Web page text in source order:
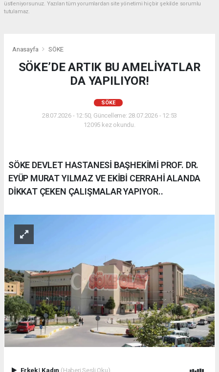
üstleniyorsunuz. Yazılan tüm yorumlardan site yönetimi hiçbir şekilde sorumlu
tutulamaz.
Anasayfa SÖKE
SÖKE’DE ARTIK BU AMELİYATLAR
DA YAPILIYOR!
SÖKE
28.07.2026 - 12:50, Güncelleme: 28.07.2026 - 12:53
12095 kez okundu.
SÖKE DEVLET HASTANESİ BAŞHEKİMİ PROF. DR.
EYÜP MURAT YILMAZ VE EKİBİ CERRAHİ ALANDA
DİKKAT ÇEKEN ÇALIŞMALAR YAPIYOR..
Erkek| Kadın (Haberi Sesli Oku)